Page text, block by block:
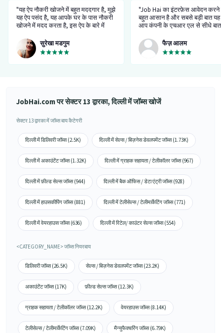
"यह ऐप नौकरी खोजने में बहुत मददगार है, मुझे
यह ऐप पसंद है, यह आपके घर के पास नौकरी
खोजने में मदद करता है, इस ऐप के बारे में
नौकरी मिली।”सुरेखा मडगुम
"Job Hai का इंटरफ़ेस आवेदन करने
बहुत आसान है और सबसे बड़ी बात यह
आप कंपनी के एचआर एल से सीधे
था, देखते हैं क्या होता है।”
फैज़ आलम
JobHai.com पर सेक्टर 13 द्वारका, दिल्ली में जॉब्स खोजें
सेक्टर 13 द्वारका में जॉब्स बाय कैटेगरी
दिल्ली में डिलिवरी जॉब्स (2.5K) दिल्ली में सेल्स / बिज़नेस डेवलपमेंट जॉब्स (1.73K)
दिल्ली में अकाउंटेंट जॉब्स (1.32K) दिल्ली में ग्राहक सहायता / टेलीकॉलर जॉब्स (967)
दिल्ली में फ़ील्ड सेल्स जॉब्स (944) दिल्ली में बैक ऑफिस / डेटा एंट्री जॉब्स (928)
दिल्ली में हाउसकीपिंग जॉब्स (881) दिल्ली में टेलीसेल्स / टेलीमार्केटिंग जॉब्स (771)
दिल्ली में वेयरहाउस जॉब्स (636) दिल्ली में रिटेल/ काउंटर सेल्स जॉब्स (554)
<CATEGORY_NAME> जॉब्स नियरबाय
डिलिवरी जॉब्स (26.5K) सेल्स / बिज़नेस डेवलपमेंट जॉब्स (23.2K)
अकाउंटेंट जॉब्स (17K) फ़ील्ड सेल्स जॉब्स (12.3K)
ग्राहक सहायता / टेलीकॉलर जॉब्स (12.2K) वेयरहाउस जॉब्स (8.14K)
टेलीसेल्स / टेलीमार्केटिंग जॉब्स (7.09K) मैन्युफैक्चरिंग जॉब्स (6.79K)